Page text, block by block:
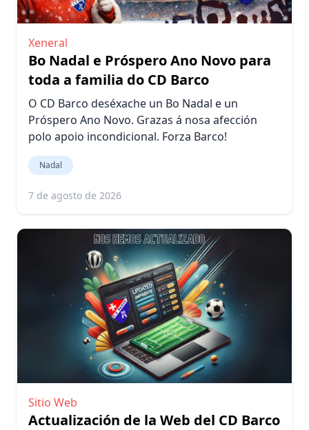
Xeneral
Bo Nadal e Próspero Ano Novo para
toda a familia do CD Barco
O CD Barco deséxache un Bo Nadal e un
Próspero Ano Novo. Grazas á nosa afección
polo apoio incondicional. Forza Barco!
Nadal
7 de agosto de 2026
Sitio Web
Actualización de la Web del CD Barco